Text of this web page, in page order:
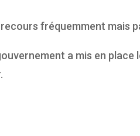
fréquemment mais
a mis en place